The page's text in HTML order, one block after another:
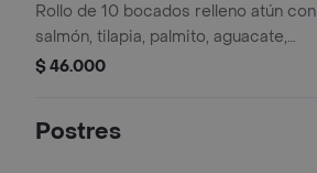
Rollo de 10 bocados relleno atún con
salmón, tilapia, palmito, aguacate,
queso crema y wakame en salsa
$ 46.000
Postres